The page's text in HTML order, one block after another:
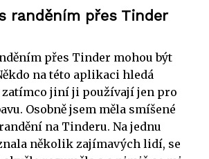
randěním přes Tinder
přes Tinder mohou být
na této aplikaci hledá
zatímco jiní ji používají jen pro
Osobně jsem měla smíšené
na Tinderu. Na jednu
několik zajímavých lidí, se